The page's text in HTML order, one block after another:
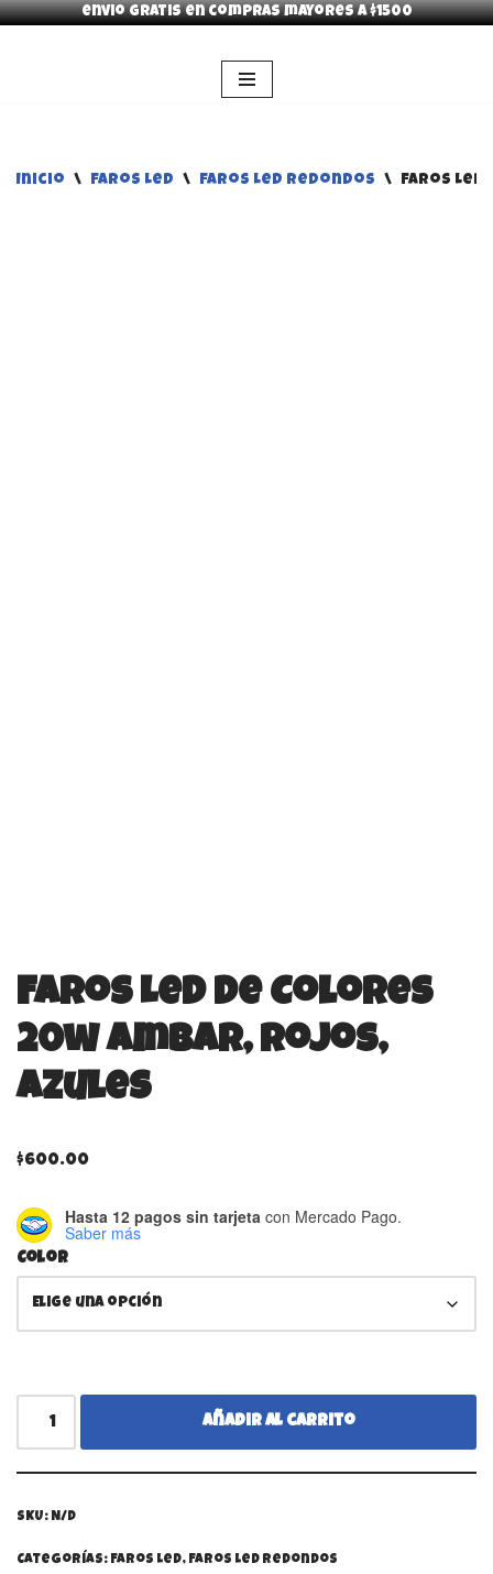
envio gratis en compras mayores a $1500
Inicio \ Faros Led \ Faros Led Redondos \ Faros Led
Faros Led De Colores
20w Ambar, Rojos,
Azules
$600.00
Hasta 12 pagos sin tarjeta con Mercado Pago.
Saber más
Color
Añadir al carrito
SKU: N/D
Categorías: Faros Led, Faros Led Redondos